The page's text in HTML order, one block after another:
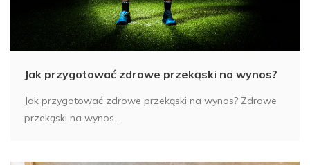
Jak przygotować zdrowe przekąski na wynos?
Jak przygotować zdrowe przekąski na wynos? Zdrowe
przekąski na wynos...